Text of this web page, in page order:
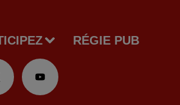
RÉGIE PUB